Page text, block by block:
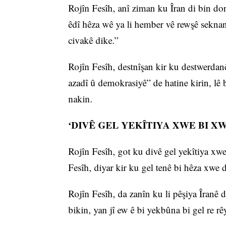
Rojîn Fesîh, anî ziman ku Îran di bin
êdî hêza wê ya li hember vê rewşê
civakê dike.”
Rojîn Fesîh, destnîşan kir ku
azadî û demokrasiyê” de hatine kirin,
nakin.
‘DIVÊ GEL YEKÎTIYA XWE BI
Rojîn Fesîh, got ku divê gel yekîtiya
Fesîh, diyar kir ku gel tenê bi hêza xwe
Rojîn Fesîh, da zanîn ku li pêşiya Îranê
bikin, yan jî ew ê bi yekbûna bi gel re